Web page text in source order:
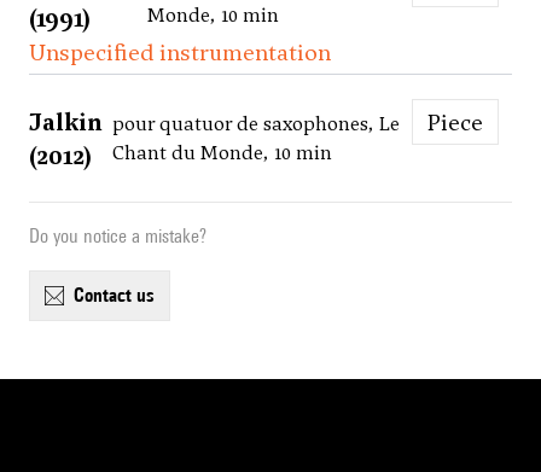
(1991)
Monde, 10 min
Unspecified instrumentation
Jalkin
(2012)
pour quatuor de saxophones, Le
Chant du Monde, 10 min
Piece
Do you notice a mistake?
contact us